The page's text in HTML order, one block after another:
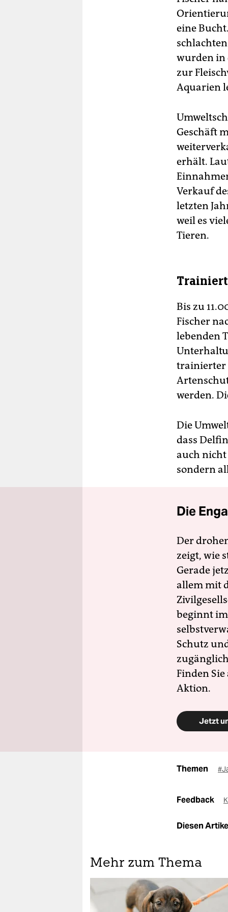
eine
wurden in
zur
Aquarien
Geschäft
erhält.
Verkauf
letzten
weil es
Tieren.
Bis zu
Fischer
lebenden
trainierter
werden.
Die
dass
auch nicht
sondern
Die
Der
zeigt, wie
Gerade
allem mit
beginnt
Schutz
Finden
Aktion.
Jetzt
Themen
Feedback
Diesen
Mehr zum Thema